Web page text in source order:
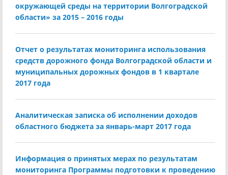
окружающей среды на территории Волгоградской
области» за 2015 – 2016 годы
Отчет о результатах мониторинга использования
средств дорожного фонда Волгоградской области и
муниципальных дорожных фондов в 1 квартале
2017 года
Аналитическая записка об исполнении доходов
областного бюджета за январь-март 2017 года
Информация о принятых мерах по результатам
мониторинга Программы подготовки к проведению